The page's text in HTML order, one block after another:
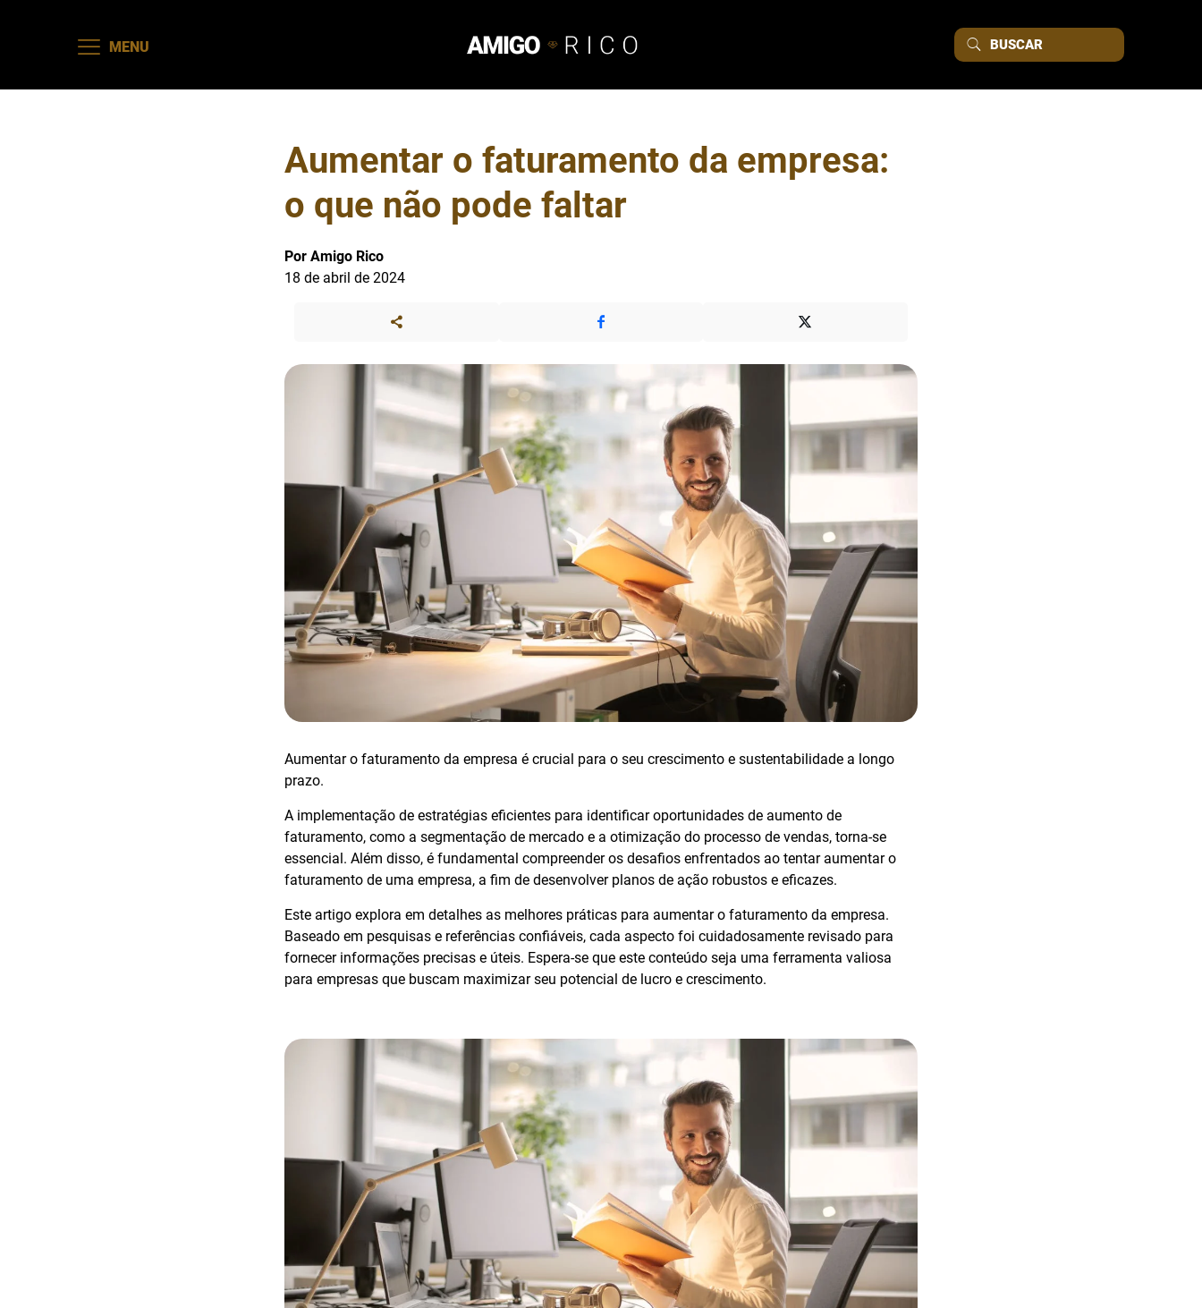
MENU
Aumentar o faturamento da empresa:
o que não pode faltar
Por Amigo Rico
18 de abril de 2024
Aumentar o faturamento da empresa é crucial para o seu crescimento e sustentabilidade a longo
prazo.
A implementação de estratégias eficientes para identificar oportunidades de aumento de
faturamento, como a segmentação de mercado e a otimização do processo de vendas, torna-se
essencial. Além disso, é fundamental compreender os desafios enfrentados ao tentar aumentar o
faturamento de uma empresa, a fim de desenvolver planos de ação robustos e eficazes.
Este artigo explora em detalhes as melhores práticas para aumentar o faturamento da empresa.
Baseado em pesquisas e referências confiáveis, cada aspecto foi cuidadosamente revisado para
fornecer informações precisas e úteis. Espera-se que este conteúdo seja uma ferramenta valiosa
para empresas que buscam maximizar seu potencial de lucro e crescimento.